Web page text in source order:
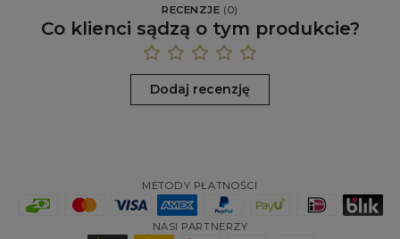
RECENZJE (0)
Co klienci sądzą o tym produkcie?
Dodaj recenzję
METODY PŁATNOŚCI
NASI PARTNERZY